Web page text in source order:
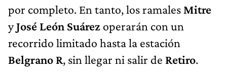
por completo. En tanto, los ramales Mitre
yJosé León Suárez operarán con un
recorrido limitado hasta la estación
Belgrano R, sin llegar ni salir de Retiro.